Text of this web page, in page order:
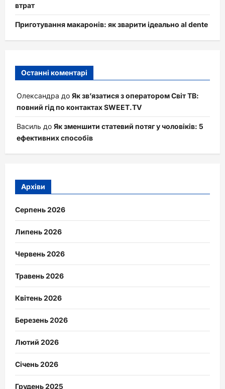
втрат
Приготування макаронів: як зварити ідеально al dente
Останні коментарі
Олександра до Як зв’язатися з оператором Світ ТВ:
повний гід по контактах SWEET.TV
Василь до Як зменшити статевий потяг у чоловіків: 5
ефективних способів
Архіви
Серпень 2026
Липень 2026
Червень 2026
Травень 2026
Квітень 2026
Березень 2026
Лютий 2026
Січень 2026
Грудень 2025